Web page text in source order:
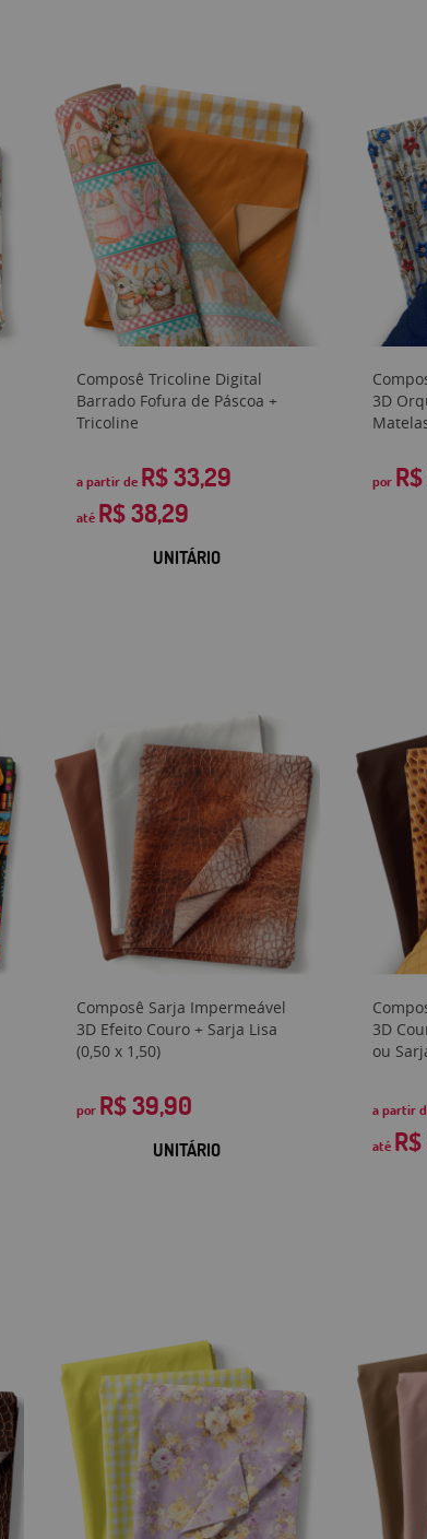
Composê Tricoline Digital
Barrado Fofura de Páscoa +
Tricoline
a partir de R$ 33,29
até R$ 38,29
UNITÁRIO
3D
por
Composê Sarja Impermeável
3D Efeito Couro + Sarja Lisa
(0,50 x 1,50)
por R$ 39,90
UNITÁRIO
3D
ou
a partir
até